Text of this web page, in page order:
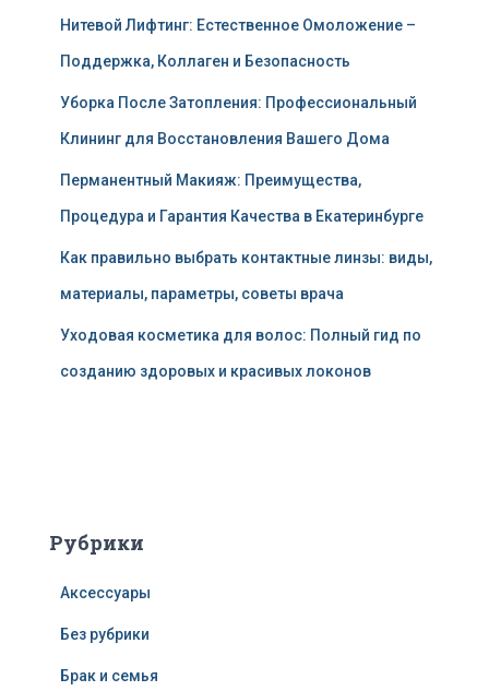
Нитевой Лифтинг: Естественное Омоложение –
Поддержка, Коллаген и Безопасность
Уборка После Затопления: Профессиональный
Клининг для Восстановления Вашего Дома
Перманентный Макияж: Преимущества,
Процедура и Гарантия Качества в Екатеринбурге
Как правильно выбрать контактные линзы: виды,
материалы, параметры, советы врача
Уходовая косметика для волос: Полный гид по
созданию здоровых и красивых локонов
Рубрики
Аксессуары
Без рубрики
Брак и семья